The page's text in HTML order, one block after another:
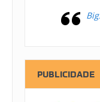
PUBLICIDADE